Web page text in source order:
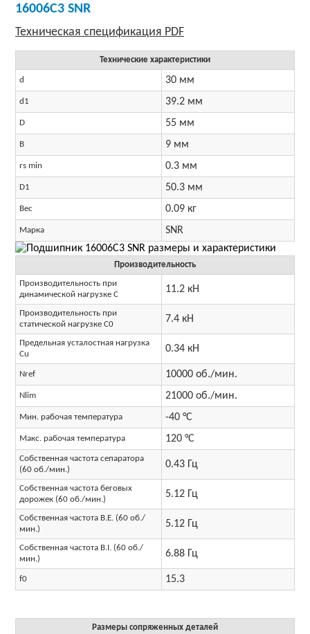
16006C3 SNR
Технические характеристики
d 30 мм
d1 39.2 мм
D 55 мм
B 9 мм
rs min 0.3 мм
D1 50.3 мм
Вес 0.09 кг
Марка SNR
Производительность
Производительность при
динамической нагрузке C
11.2 кН
Производительность при
статической нагрузке C0
7.4 кН
Предельная усталостная нагрузка
Cu
0.34 кН
Nref 10000 об./мин.
Nlim 21000 об./мин.
Мин. рабочая температура -40 °C
Макс. рабочая температура 120 °C
Собственная частота сепаратора
(60 об./мин.)
0.43 Гц
Собственная частота беговых
дорожек (60 об./мин.)
5.12 Гц
Собственная частота B.E. (60 об./
мин.)
5.12 Гц
Собственная частота B.I. (60 об./
мин.)
6.88 Гц
f0 15.3
Размеры сопряженных деталей